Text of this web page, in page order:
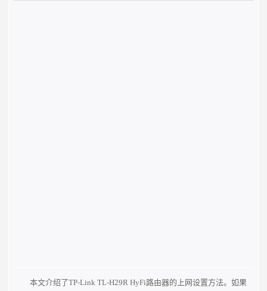
本文介绍了TP-Link TL-H29R HyFi路由器的上网设置方法。如果